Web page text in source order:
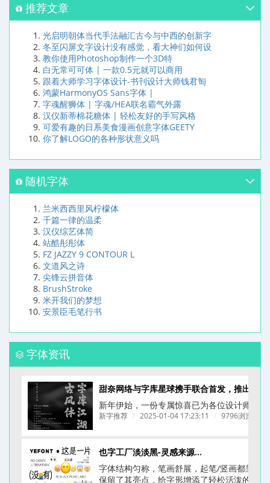
推荐文章
光启明朝体当代手法融汇古今与中西的创新字
冬至闪屏文字设计没有感觉，看大神们如何设
教你使用Photoshop制作一个3D特
白无常可可体 | 一款0.5元就可以商用
跟着大师学习字体设计-书刊设计大师钱君匋
鸿蒙HarmonyOS Sans字体 |
字魂醒狮体 | 字魂/HEA联名霸气外露
汉仪新蒂棉花糖体 | 轻松友好的手写风格
可爱有趣的日系美食漫画创意字体GEETY
你了解LOGO的各种形状意义吗
随机字体
兰米西西里风柠檬体
千篇一律的温柔
汉仪综艺体简
站酷彤彤体
FZ JAZZY 9 CONTOUR L
文道风之诗
尖锋云拼音体
BrushStroke
米开我们的梦想
安景臣毛笔行书
字体资讯
新年伊始，一份专属惊喜已为各位设计师备
新字推荐 / 2025-01-04 17:23:11 / 9796浏览
也字工厂淡淡黑-灵感来源于《ニューシネマ》A D电影体
字体结构匀称，笔画舒展，起笔/竖画都呈圆
保留了其亮点，给字形增添了轻松活泼的氛围